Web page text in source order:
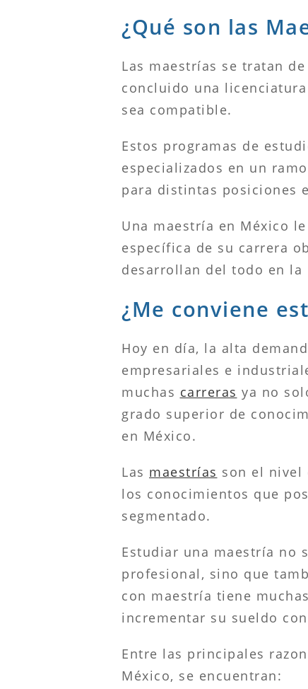
¿Qué son las
Las maestrías se tratan
concluido una
sea compatible.
Estos programas de
especializados en un
para distintas posiciones
Una maestría en México
específica de su carrera
desarrollan del todo en la
¿Me conviene
Hoy en día, la alta
empresariales e
muchas carreras ya no
grado superior de
en México.
Las maestrías son el nivel
los conocimientos que
segmentado.
Estudiar una maestría no
profesional, sino que
con maestría tiene
incrementar su sueldo
Entre las principales
México, se encuentran: